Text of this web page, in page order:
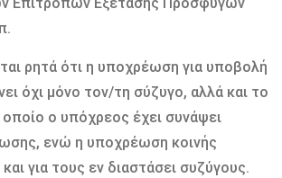
Επιτροπών Εξέτασης Προσφυγών
ρητά ότι η υποχρέωση για υποβολή
όχι μόνο τον/τη σύζυγο, αλλά και το
ο υπόχρεος έχει συνάψει
ενώ η υποχρέωση κοινής
για τους εν διαστάσει συζύγους.